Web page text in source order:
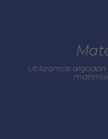
Utilizamos algodón